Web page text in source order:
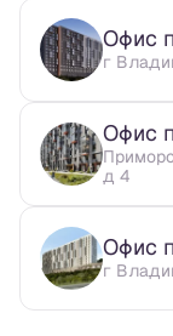
Офис
г
Офис
д 4
Офис
г